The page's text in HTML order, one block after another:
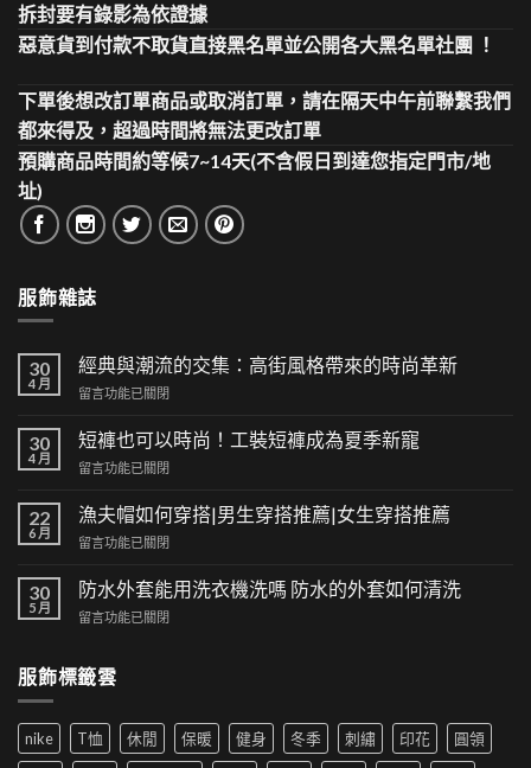
拆封要有錄影為依證據
惡意貨到付款不取貨直接黑名單並公開各大黑名單社團 ！
下單後想改訂單商品或取消訂單，請在隔天中午前聯繫我們
都來得及，超過時間將無法更改訂單
預購商品時間約等候7~14天(不含假日到達您指定門市/地
址)
服飾雜誌
30
4 月
經典與潮流的交集：高街風格帶來的時尚革新
在
典
與
潮
的
交
集：
街
風
來
尚
革
留言功能已關閉
30
4 月
短褲也可以時尚！工裝短褲成為夏季新寵
在
褲
也
可
時
尚！
工
短
褲
為
夏
留言功能已關閉
22
6 月
漁夫帽如何穿搭|男生穿搭推薦|女生穿搭推薦
在
夫
帽
如
搭|
生
穿
搭
留言功能已關閉
30
5 月
防水外套能用洗衣機洗嗎 防水的外套如何清洗
在
外
用
洗
留言功能已關閉
服飾標籤雲
nike T恤 休閒 保暖 健身 冬季 刺繡 印花
圓領